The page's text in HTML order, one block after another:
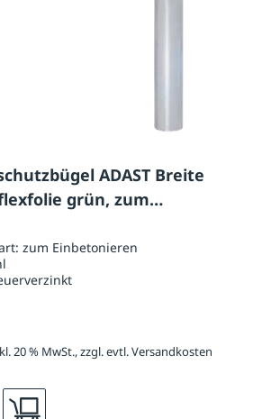
ADAST Breite
grün, zum
zum Einbetonieren
20 % MwSt., zzgl. evtl. Versandkosten